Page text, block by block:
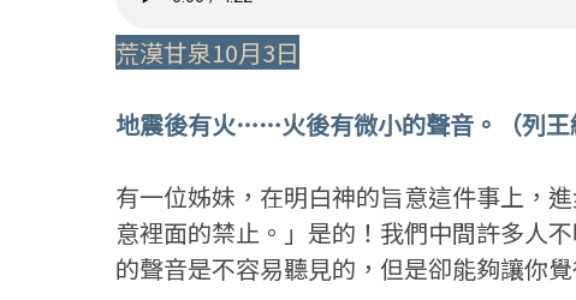
荒漠甘泉10月3日
地震後有火……火後有微小的聲音。（列王
有一位姊妹，在明白神的旨意這件事上，
意裡面的禁止。」是的！我們中間許多人
的聲音是不容易聽見的，但是卻能夠讓你